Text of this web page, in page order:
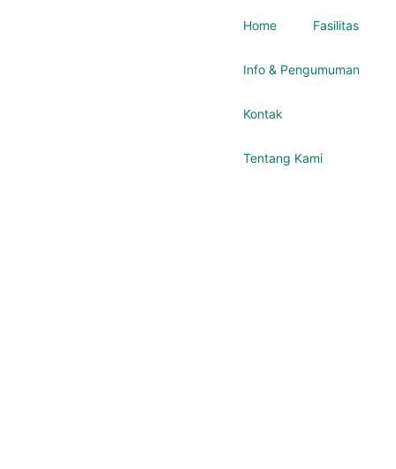
Home Fasilitas
Info & Pengumuman
Kontak
Tentang Kami